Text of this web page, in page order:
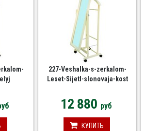
227-Veshalka-s-zerkalom-
Leset-Sijetl-slonovaja-kost
12 880 руб
КУПИТЬ